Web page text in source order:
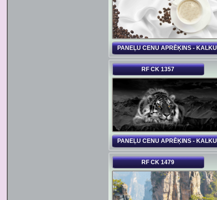
PANEĻU CENU APRĒĶINS -
RF CK 1357
PANEĻU CENU APRĒĶINS -
RF CK 1479